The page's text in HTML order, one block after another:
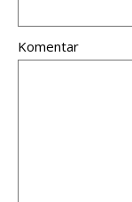
Komentar